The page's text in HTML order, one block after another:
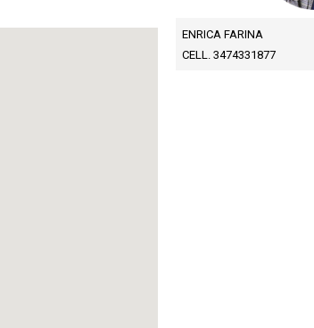
ENRICA FARINA
CELL. 3474331877